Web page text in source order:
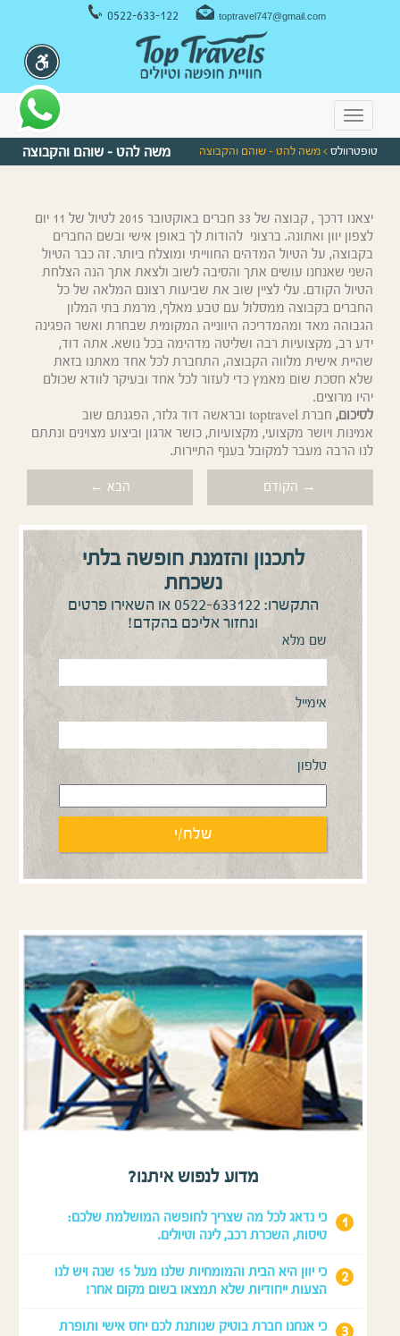
0522-633-122 toptravel747@gmail.com
Toggle
navigation
טופטרוולס > משה להט – שוהם והקבוצה משה להט – שוהם והקבוצה
יצאנו דרכך , קבוצה של 33 חברים באוקטובר 2015 לטיול של 11 יום
לצפון יוון ואתונה. ברצוני להודות לך באופן אישי ובשם החברים
בקבוצה, על הטיול המדהים החווייתי ומוצלח ביותר. זה כבר הטיול
השני שאנחנו עושים אתך והסיבה לשוב ולצאת אתך הנה הצלחת
הטיול הקודם. עלי לציין שוב את שביעות רצונם המלאה של כל
החברים בקבוצה ממסלול עם טבע מאלף, מרמת בתי המלון
הגבוהה מאד ומהמדריכה היוונייה המקומית שבחרת ואשר הפגינה
ידע רב, מקצועיות רבה ושליטה מדהימה בכל נושא. אתה דוד,
שהיית אישית מלווה הקבוצה, התחברת לכל אחד מאתנו בזאת
שלא חסכת שום מאמץ כדי לעזור לכל אחד ובעיקר לוודא שכולם
יהיו מרוצים.
לסיכום, חברת ובראשה דוד גלזר, הפגנתם שוב
אמינות ויושר מקצועי, מקצועיות, כושר ארגון וביצוע מצוינים ונתתם
לנו הרבה מעבר למקובל בענף התיירות.
→ הקודם הבא ←
לתכנון והזמנת חופשה בלתי
נשכחת
התקשרו: 0522-633122 או השאירו פרטים
ונחזור אליכם בהקדם!
שם מלא
אימייל
טלפון
מדוע לנפוש איתנו?
כי נדאג לכל מה שצריך לחופשה המושלמת שלכם:
טיסות, השכרת רכב, לינה וטיולים.
כי יוון היא הבית והמומחיות שלנו מעל 15 שנה ויש לנו
הצעות ייחודיות שלא תמצאו בשום מקום אחר!
כי אנחנו חברת בוטיק שנותנת לכם יחס אישי ותופרת
ניווט במקלדת